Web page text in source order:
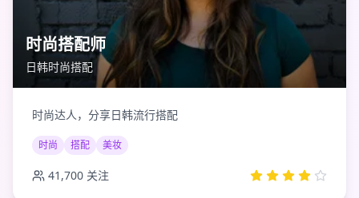
时尚搭配师
日韩时尚搭配
时尚达人，分享日韩流行搭配
时尚 搭配 美妆
41,700 关注